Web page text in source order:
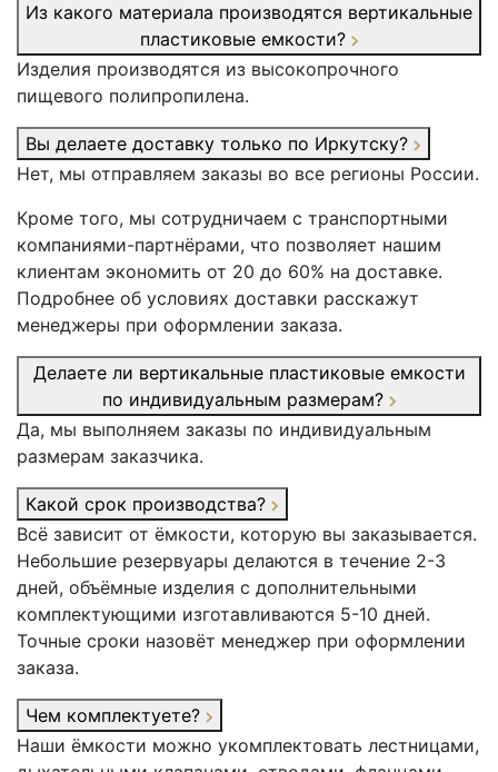
Из какого материала производятся вертикальные
пластиковые емкости?
Изделия производятся из высокопрочного
пищевого полипропилена.
Вы делаете доставку только по Иркутску?
Нет, мы отправляем заказы во все регионы России.
Кроме того, мы сотрудничаем с транспортными
компаниями-партнёрами, что позволяет нашим
клиентам экономить от 20 до 60% на доставке.
Подробнее об условиях доставки расскажут
менеджеры при оформлении заказа.
Делаете ли вертикальные пластиковые емкости
по индивидуальным размерам?
Да, мы выполняем заказы по индивидуальным
размерам заказчика.
Какой срок производства?
Всё зависит от ёмкости, которую вы заказывается.
Небольшие резервуары делаются в течение 2-3
дней, объёмные изделия с дополнительными
комплектующими изготавливаются 5-10 дней.
Точные сроки назовёт менеджер при оформлении
заказа.
Чем комплектуете?
Наши ёмкости можно укомплектовать лестницами,